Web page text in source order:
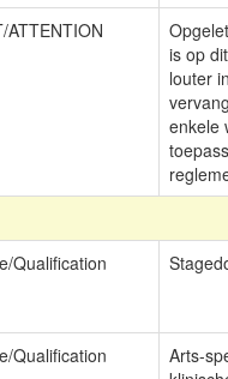
ATTENTION
is op
louter
enkele
Qualification
Qualification
Arts-